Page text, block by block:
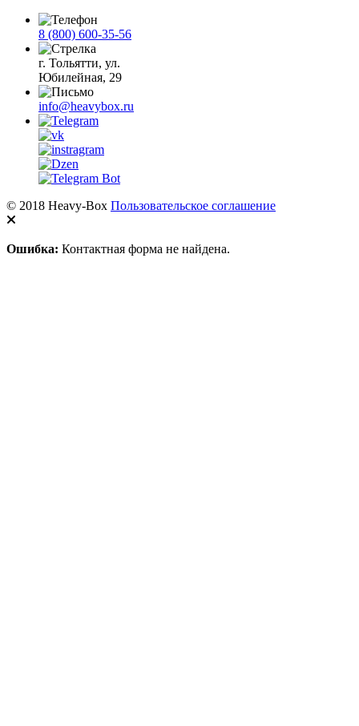
8 (800) 600-35-56
г. Тольятти, ул.
Юбилейная, 29
info@heavybox.ru
© 2018 Heavy-Box Пользовательское соглашение
Ошибка: Контактная форма не найдена.